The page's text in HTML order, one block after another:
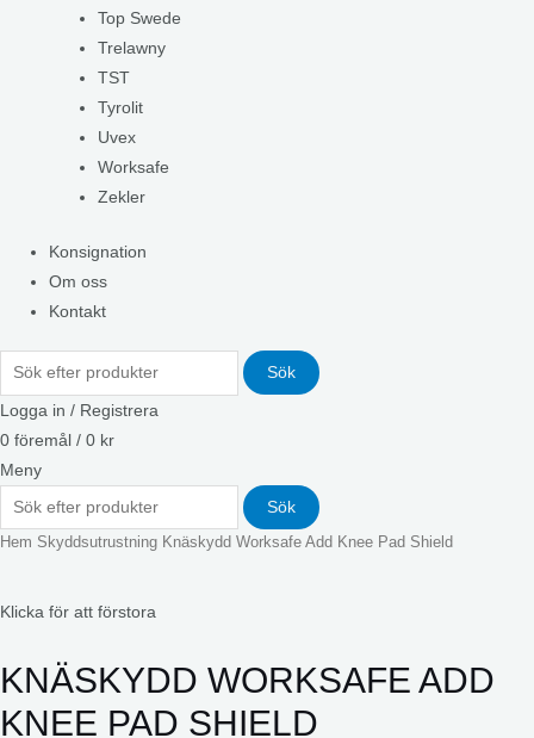
Top Swede
Trelawny
TST
Tyrolit
Uvex
Worksafe
Zekler
Konsignation
Om oss
Kontakt
Sök
Logga in / Registrera
0 föremål / 0 kr
Meny
Sök
Hem Skyddsutrustning Knäskydd Worksafe Add Knee Pad Shield
Klicka för att förstora
KNÄSKYDD WORKSAFE ADD
KNEE PAD SHIELD